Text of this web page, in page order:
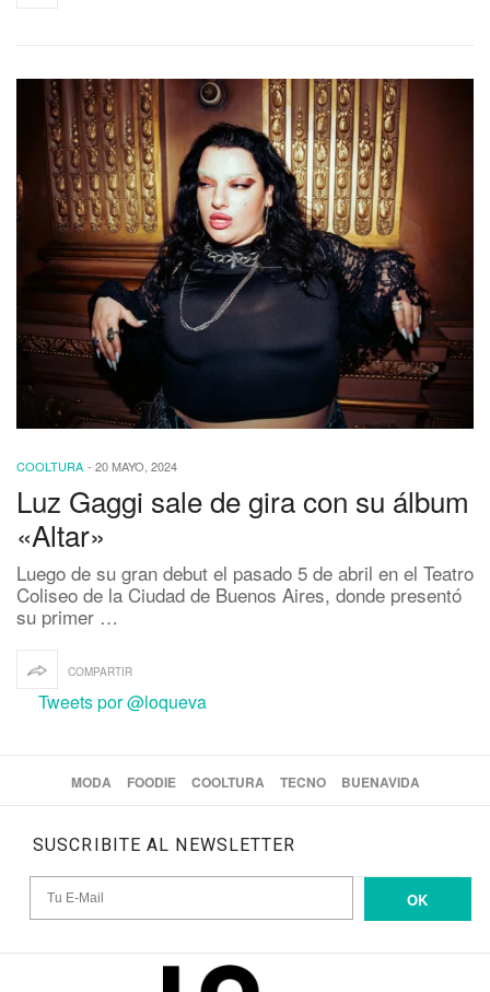
COOLTURA - 20 MAYO, 2024
Luz Gaggi sale de gira con su álbum
«Altar»
Luego de su gran debut el pasado 5 de abril en el Teatro
Coliseo de la Ciudad de Buenos Aires, donde presentó
su primer …
COMPARTIR
Tweets por @loqueva
MODA FOODIE COOLTURA TECNO BUENAVIDA
SUSCRIBITE AL NEWSLETTER
OK